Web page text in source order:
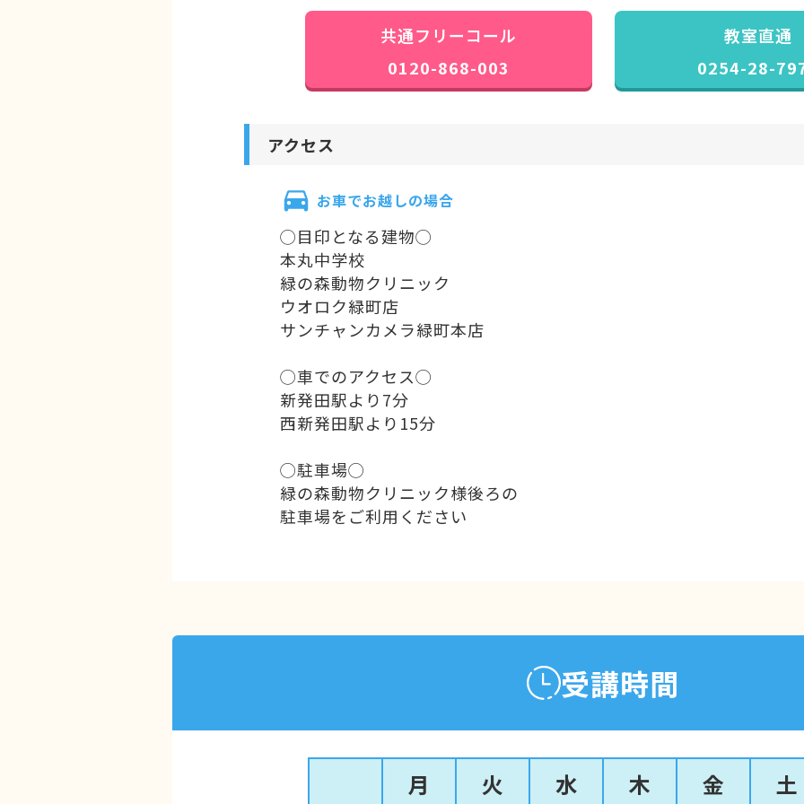
共通フリーコール
0120-868-003
教室直通
0254-28-
アクセス
お車でお越しの場合
◯目印となる建物◯
本丸中学校
緑の森動物クリニック
ウオロク緑町店
サンチャンカメラ緑町本店
◯車でのアクセス◯
新発田駅より7分
西新発田駅より15分
◯駐車場◯
緑の森動物クリニック様後ろの
駐車場をご利用ください
受講時間
月 火 水 木 金 土